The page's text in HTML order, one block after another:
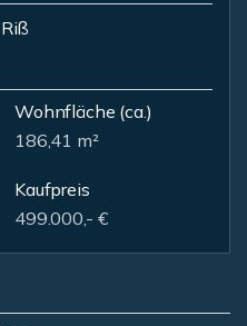
Wohnfläche (ca.)
186,41 m²
Kaufpreis
499.000,- €